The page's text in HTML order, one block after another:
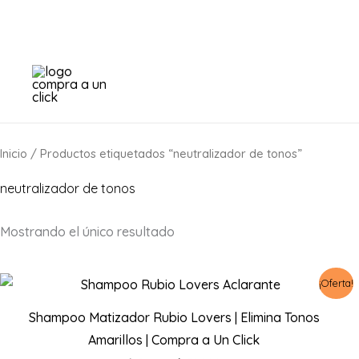
contenido
Inicio / Productos etiquetados “neutralizador de tonos”
neutralizador de tonos
Mostrando el único resultado
¡Oferta!
Shampoo Matizador Rubio Lovers | Elimina Tonos
Amarillos | Compra a Un Click